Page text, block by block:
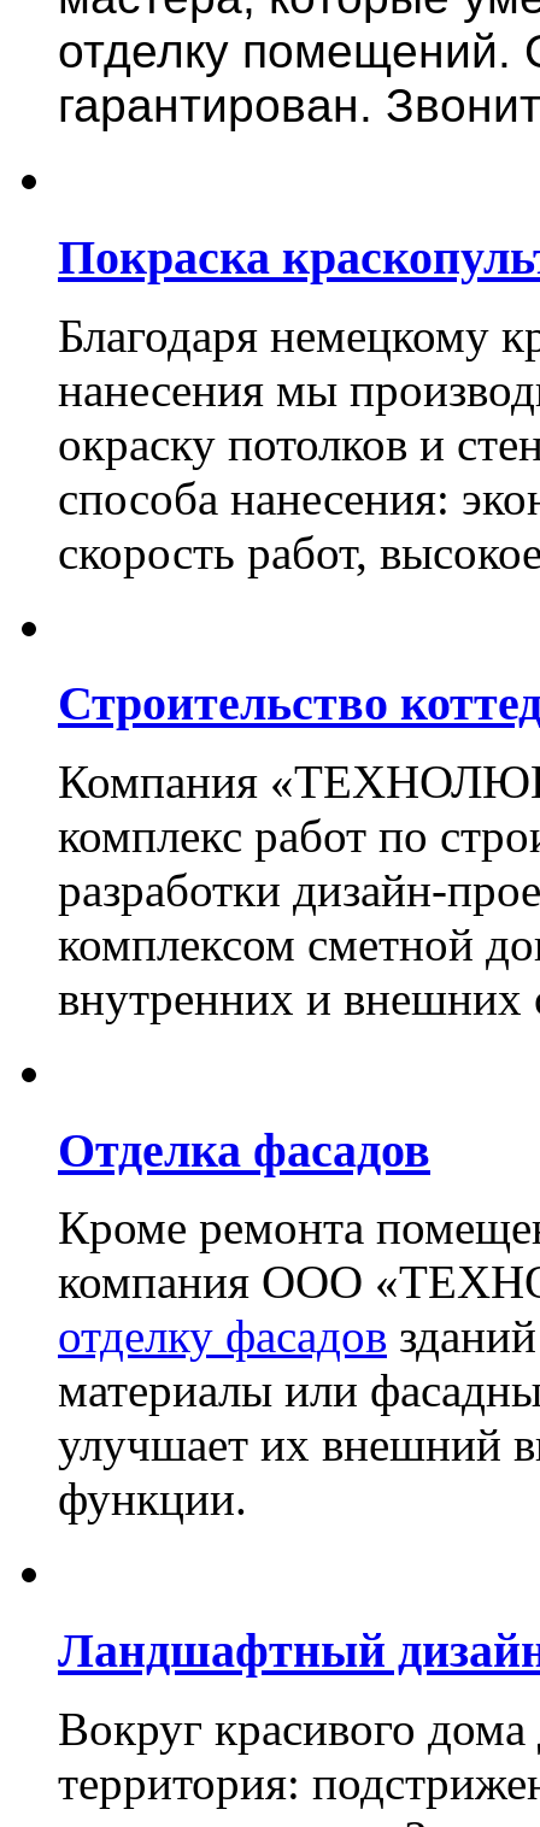
отделку помещений.
гарантирован.
Покраска
Благодаря немецкому
нанесения мы
окраску потолков и
способа нанесения:
скорость работ,
Строительство
Компания
комплекс работ по
разработки дизайн-
комплексом сметной
внутренних и внешних
Отделка фасадов
Кроме ремонта
компания ООО
отделку фасадов
материалы или
улучшает их внешний
функции.
Ландшафтный
Вокруг красивого
территория: